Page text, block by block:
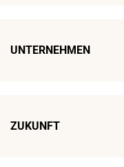
UNTERNEHMEN
ZUKUNFT